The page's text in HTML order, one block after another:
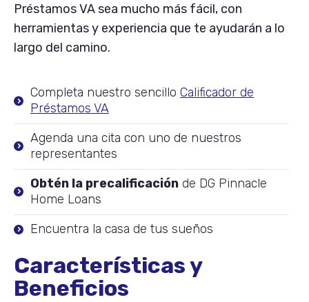
Préstamos VA sea mucho más fácil, con
herramientas y experiencia que te ayudarán a lo
largo del camino.
Completa nuestro sencillo Calificador de
Préstamos VA
Agenda una cita con uno de nuestros
representantes
Obtén la precalificación de DG Pinnacle
Home Loans
Encuentra la casa de tus sueños
Características y
Beneficios